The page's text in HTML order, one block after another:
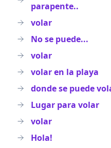
parapente..
volar
No se puede...
volar
volar en la playa
donde se puede
Lugar para volar
volar
Hola!